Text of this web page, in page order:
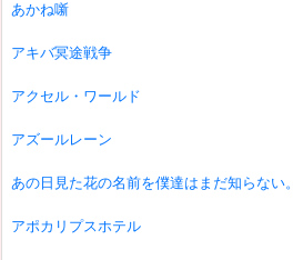
あかね噺
アキバ冥途戦争
アクセル・ワールド
アズールレーン
あの日見た花の名前を僕達はまだ知らない。
アポカリプスホテル